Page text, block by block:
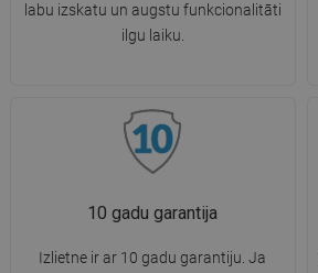
labu izskatu un augstu funkcionalitāti
ilgu laiku.
10 gadu garantija
Izlietne ir ar 10 gadu garantiju. Ja